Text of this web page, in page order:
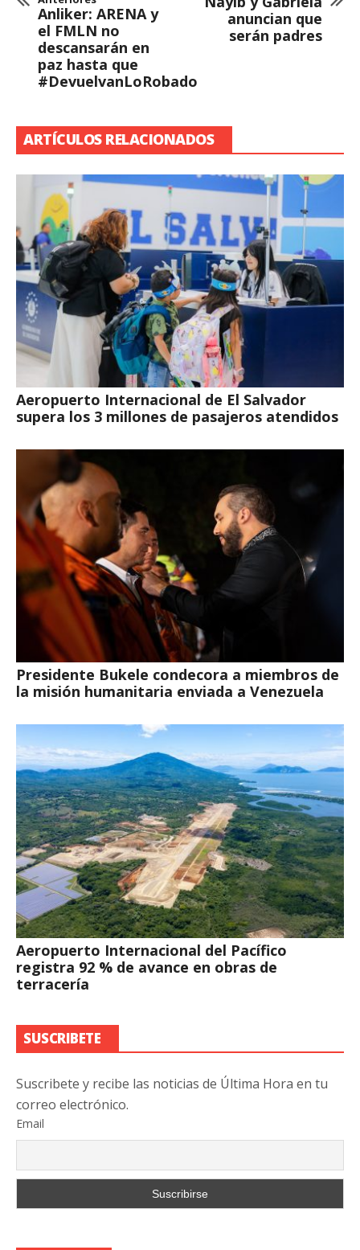
Anliker: ARENA y
el FMLN no
descansarán en
paz hasta que
#DevuelvanLoRobado
anuncian que
serán padres
ARTÍCULOS RELACIONADOS
Aeropuerto Internacional de El Salvador
supera los 3 millones de pasajeros atendidos
Presidente Bukele condecora a miembros de
la misión humanitaria enviada a Venezuela
Aeropuerto Internacional del Pacífico
registra 92 % de avance en obras de
terracería
SUSCRIBETE
Suscribete y recibe las noticias de Última Hora en tu
correo electrónico.
Email